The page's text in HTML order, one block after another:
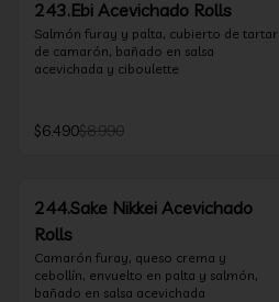
243.Ebi Acevichado Rolls
Salmón furay y palta, cubierto de tartar
de camarón, bañado en salsa
acevichada y ciboulette
$6.490$8.990
244.Sake Nikkei Acevichado
Rolls
Camarón furay, queso crema y
cebollín, envuelto en palta y salmón,
bañado en salsa acevichada